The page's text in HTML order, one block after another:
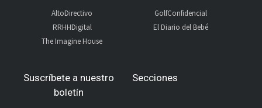
AltoDirectivo
RRHHDigital
The Imagine House
GolfConfidencial
El Diario del Bebé
Suscríbete a nuestro
boletín
Secciones